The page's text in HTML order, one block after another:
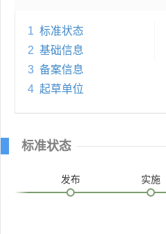
1 标准状态
2 基础信息
3 备案信息
4 起草单位
标准状态
发布 实施